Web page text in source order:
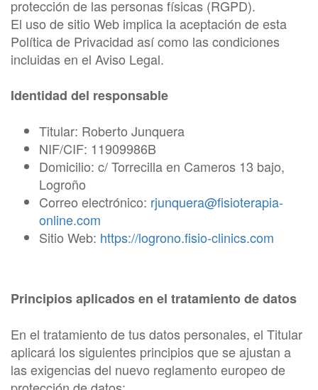
protección de las personas físicas (RGPD).
El uso de sitio Web implica la aceptación de esta
Política de Privacidad así como las condiciones
incluidas en el Aviso Legal.
Identidad del responsable
Titular: Roberto Junquera
NIF/CIF: 11909986B
Domicilio: c/ Torrecilla en Cameros 13 bajo,
Logroño
Correo electrónico: rjunquera@fisioterapia-
online.com
Sitio Web: https://logrono.fisio-clinics.com
Principios aplicados en el tratamiento de datos
En el tratamiento de tus datos personales, el Titular
aplicará los siguientes principios que se ajustan a
las exigencias del nuevo reglamento europeo de